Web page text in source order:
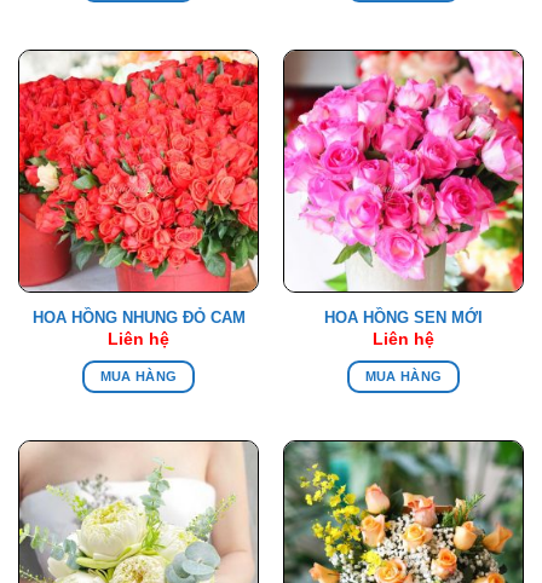
HOA HỒNG NHUNG ĐỎ CAM
Liên hệ
MUA HÀNG
HOA HỒNG SEN MỚI
Liên hệ
MUA HÀNG